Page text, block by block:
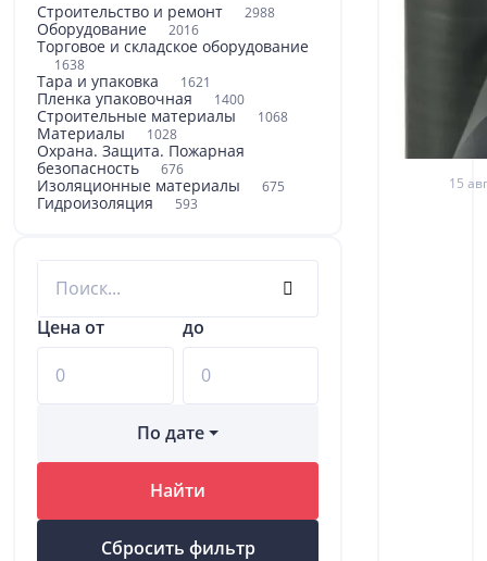
Строительство и ремонт 2988
Оборудование 2016
Торговое и складское оборудование
1638
Тара и упаковка 1621
Пленка упаковочная 1400
Строительные материалы 1068
Материалы 1028
Охрана. Защита. Пожарная
безопасность
676
Изоляционные материалы 675
Гидроизоляция 593
Цена от до
По дате
Найти
Сбросить фильтр
15